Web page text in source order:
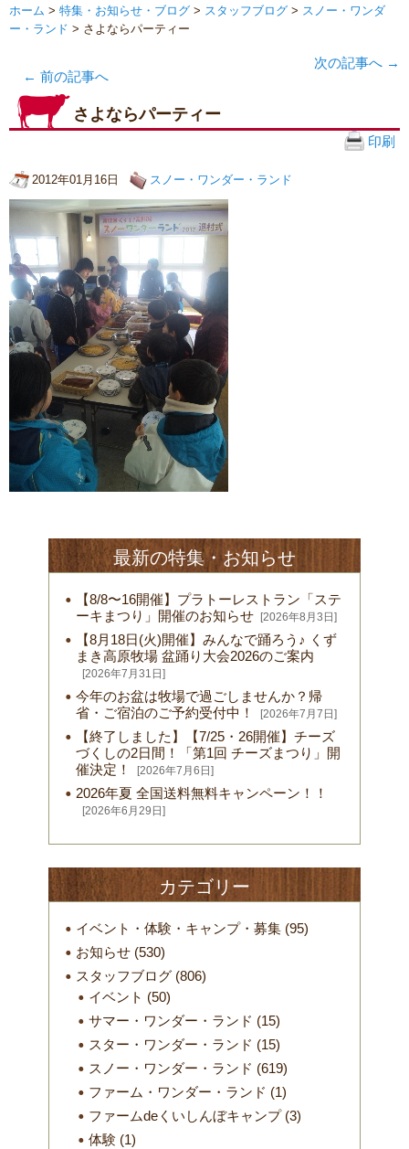
ホーム > 特集・お知らせ・ブログ > スタッフブログ > スノー・ワンダ
ー・ランド > さよならパーティー
← 前の記事へ
次の記事へ →
さよならパーティー
印刷
2012年01月16日 スノー・ワンダー・ランド
最新の特集・お知らせ
【8/8〜16開催】プラトーレストラン「ステ
ーキまつり」開催のお知らせ
[2026年8月3日]
【8月18日(火)開催】みんなで踊ろう♪ くず
まき高原牧場 盆踊り大会2026のご案内
[2026年7月31日]
今年のお盆は牧場で過ごしませんか？帰
省・ご宿泊のご予約受付中！
[2026年7月7日]
【終了しました】【7/25・26開催】チーズ
づくしの2日間！「第1回 チーズまつり」開
催決定！
[2026年7月6日]
2026年夏 全国送料無料キャンペーン！！
[2026年6月29日]
カテゴリー
イベント・体験・キャンプ・募集(95)
お知らせ(530)
スタッフブログ(806)
イベント (50)
サマー・ワンダー・ランド (15)
スター・ワンダー・ランド (15)
スノー・ワンダー・ランド (619)
ファーム・ワンダー・ランド (1)
ファームdeくいしんぼキャンプ(3)
体験 (1)